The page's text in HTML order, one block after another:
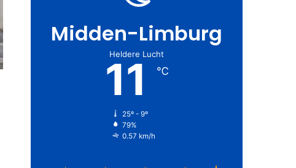
Midden-Limburg
Heldere Lucht
11 ℃
25º - 9º
79%
0.57 km/h